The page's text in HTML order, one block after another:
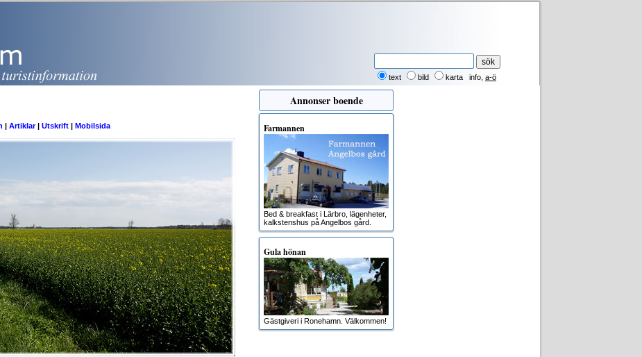
text bild karta info a-ö
| Artiklar| Utskrift | Mobilsida
Annonser boende
Farmannen
Bed & breakfast i Lärbro, lägenheter,
kalkstenshus på Angelbos gård.
Gula hönan
Gästgiveri i Ronehamn. Välkommen!